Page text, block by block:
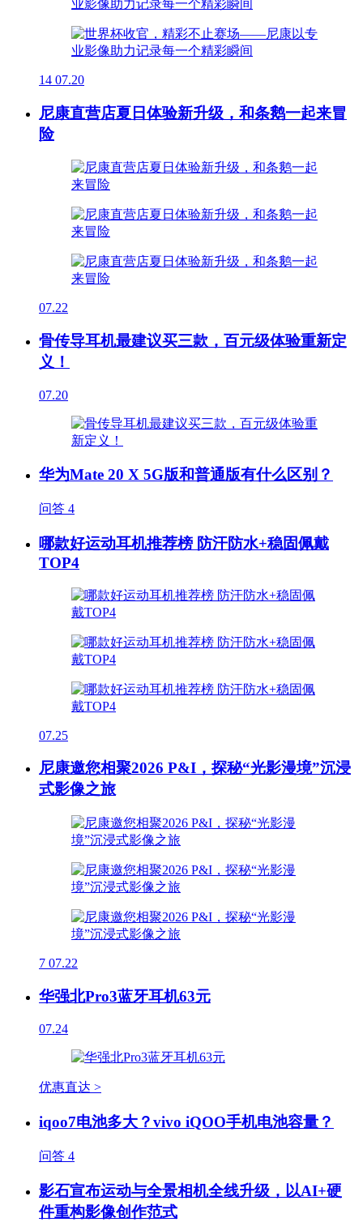
14 07.20
尼康直营店夏日体验新升级，和条鹅一起来冒
险
07.22
骨传导耳机最建议买三款，百元级体验重新定
义！
07.20
华为Mate 20 X 5G版和普通版有什么区别？
问答 4
哪款好运动耳机推荐榜 防汗防水+稳固佩戴
TOP4
07.25
尼康邀您相聚2026 P&I，探秘“光影漫境”沉浸
式影像之旅
7 07.22
华强北Pro3蓝牙耳机63元
07.24
优惠直达 >
iqoo7电池多大？vivo iQOO手机电池容量？
问答 4
影石宣布运动与全景相机全线升级，以AI+硬
件重构影像创作范式